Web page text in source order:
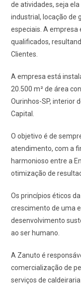
de atividades, seja
industrial, locação de
especiais. A
qualificados,
Clientes.
A empresa está
20.500 m² de área
Ourinhos-SP, interior
Capital.
O objetivo é de
atendimento, com a
harmonioso entre a
otimização de
Os princípios éticos
crescimento de uma
desenvolvimento
ao ser humano.
A Zanuto é
comercialização de
serviços de